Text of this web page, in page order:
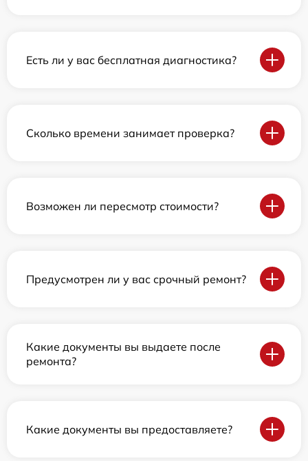
Есть ли у вас бесплатная диагностика?
Сколько времени занимает проверка?
Возможен ли пересмотр стоимости?
Предусмотрен ли у вас срочный ремонт?
Какие документы вы выдаете после
ремонта?
Какие документы вы предоставляете?